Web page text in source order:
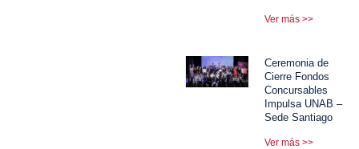
Ver más >>
Ceremonia de
Cierre Fondos
Concursables
Impulsa UNAB –
Sede Santiago
Ver más >>